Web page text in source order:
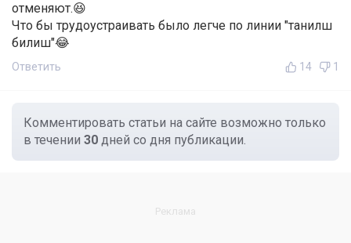
отменяют.😆
Что бы трудоустраивать было легче по линии "танилш
билиш"😂
Ответить 14 1
Комментировать статьи на сайте возможно только
в течении 30 дней со дня публикации.